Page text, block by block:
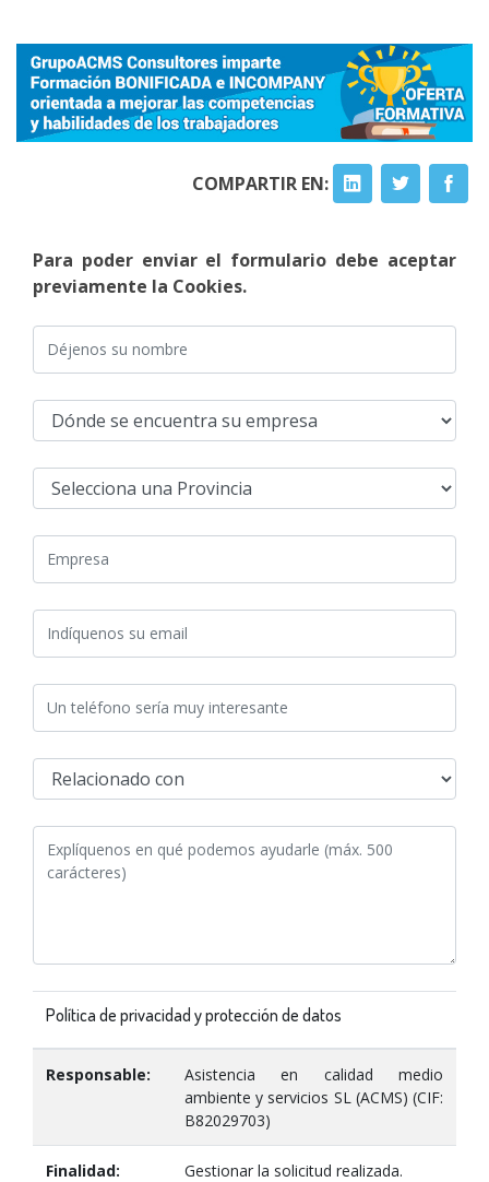
COMPARTIR EN:
Para poder enviar el formulario debe aceptar
previamente la Cookies.
Política de privacidad y protección de datos
Responsable:
Asistencia en calidad medio
ambiente y servicios SL (ACMS) (CIF:
B82029703)
Finalidad: Gestionar la solicitud realizada.